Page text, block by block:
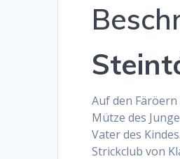
Auf den
Mütze des
Vater des
Strickclub von